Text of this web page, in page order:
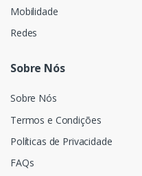
Mobilidade
Redes
Sobre Nós
Sobre Nós
Termos e Condições
Políticas de Privacidade
FAQs